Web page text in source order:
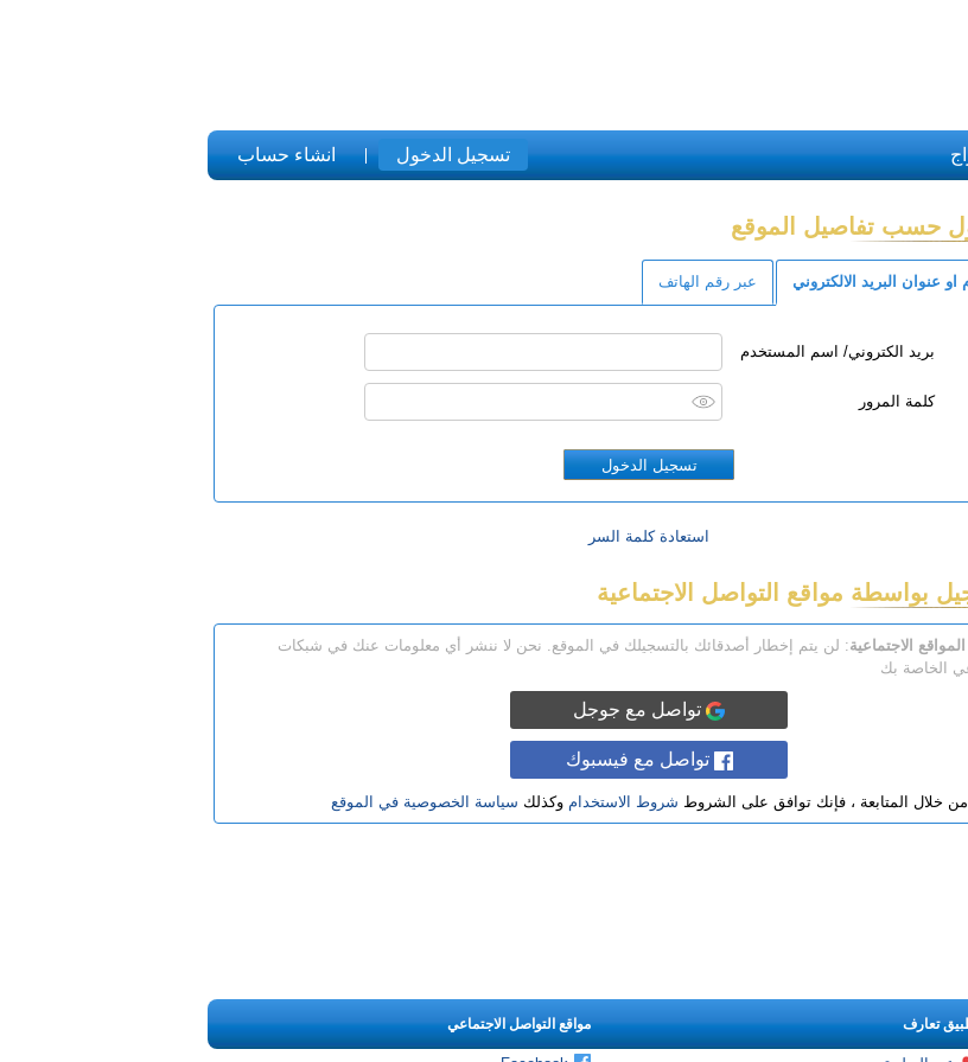
انشاء حساب تسجيل الدخول
حسب تفاصيل الموقع
عنوان البريد الالكتروني عبر رقم الهاتف
بريد الكتروني/ اسم المستخدم
كلمة المرور
استعادة كلمة السر
بواسطة مواقع التواصل الاجتماعية
الاجتماعية: لن يتم إخطار أصدقائك بالتسجيلك في الموقع. نحن لا ننشر أي معلومات عنك في شبكات
الخاصة بك
تواصل مع جوجل
تواصل مع فيسبوك
من خلال المتابعة ، فإنك توافق على الشروط شروط الاستخدام وكذلك سياسة الخصوصية في الموقع
تعارف مواقع التواصل الاجتماعي